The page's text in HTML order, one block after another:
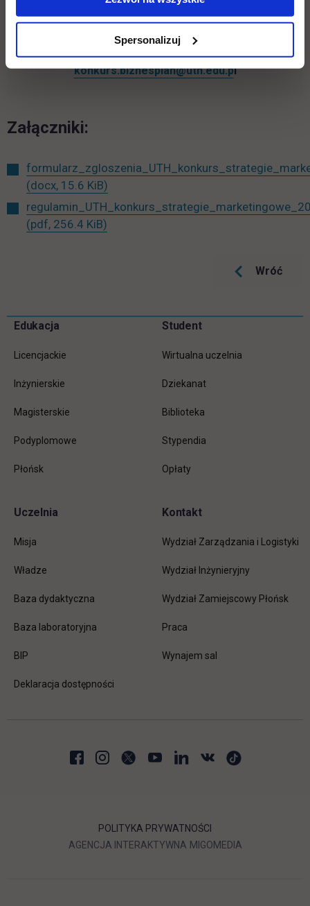
Spersonalizuj
Zgłoszenia udziału prosimy przesyłać do dnia 30
marca 2023 r. na adres e-mail:
konkurs.biznesplan@uth.edu.pl
Załączniki:
(docx, 15.6 KiB)
(pdf, 256.4 KiB)
Wróć
Pomiń
Informacje w stopce
Edukacja
Licencjackie
Inżynierskie
Magisterskie
Podyplomowe
Płońsk
Student
Wirtualna uczelnia
Dziekanat
Biblioteka
Stypendia
Opłaty
Uczelnia
Misja
Władze
Baza dydaktyczna
Baza laboratoryjna
BIP
Deklaracja dostępności
Kontakt
Wydział Zarządzania i Logistyki
Wydział Inżynieryjny
Wydział Zamiejscowy Płońsk
Praca
Wynajem sal
POLITYKA PRYWATNOŚCI
AGENCJA INTERAKTYWNA LINK OTWIERA SIĘ W
MIGOMEDIA